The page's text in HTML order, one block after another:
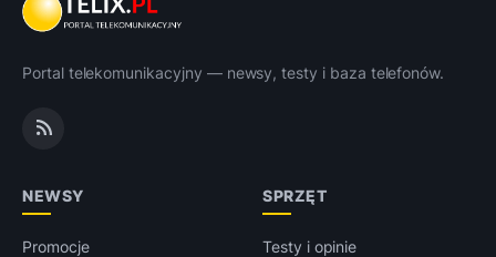
Portal telekomunikacyjny — newsy, testy i baza telefonów.
NEWSY
Promocje
SPRZĘT
Testy i opinie